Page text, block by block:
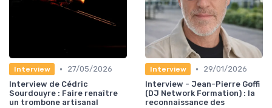
Interview •
27/05/2026
Interview de Cédric
Sourdouyre : Faire renaître
un trombone artisanal
Interview •
29/01/2026
Interview - Jean-Pierre Goffi
(DJ Network Formation) : la
reconnaissance des